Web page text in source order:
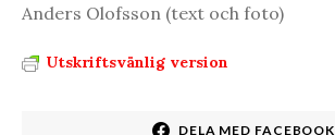
Anders Olofsson (text och foto)
Utskriftsvänlig version
DELA MED FACEBOOK